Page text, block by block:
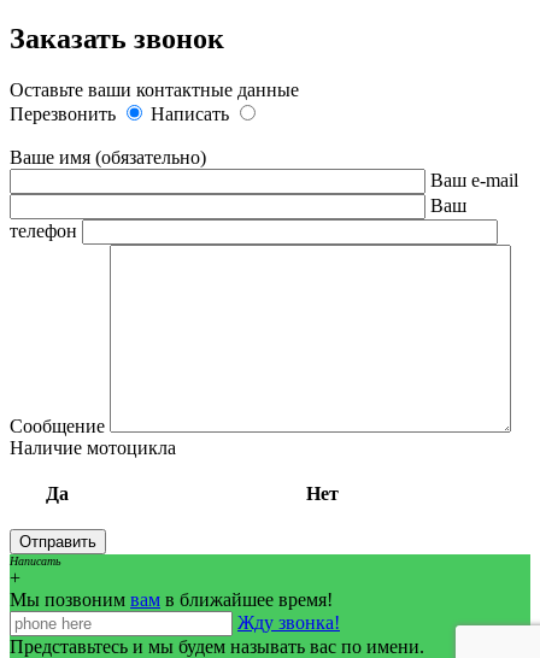
Заказать звонок
Оставьте ваши контактные данные
Перезвонить
Написать
Ваше имя (обязательно)
Ваш e-mail
Ваш
телефон
Сообщение
Наличие мотоцикла
Да Нет
Написать
+
Мы позвоним вам в ближайшее время!
Жду звонка!
Представьтесь и мы будем называть вас по имени.